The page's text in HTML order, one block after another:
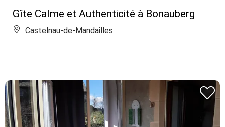
Gîte Calme et Authenticité à Bonauberg
Castelnau-de-Mandailles